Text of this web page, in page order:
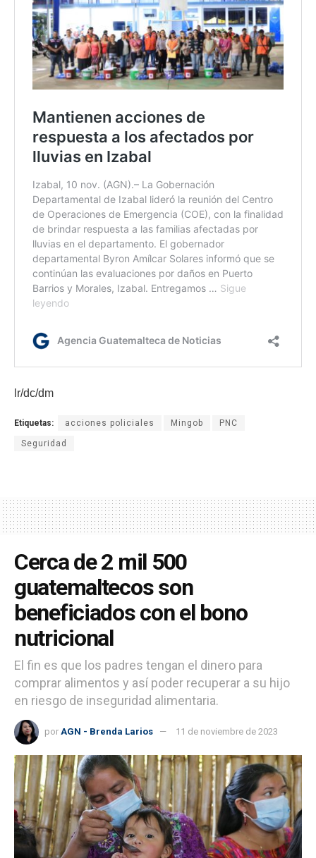
lr/dc/dm
Etiquetas: acciones policiales Mingob PNC
Seguridad
Cerca de 2 mil 500
guatemaltecos son
beneficiados con el bono
nutricional
El fin es que los padres tengan el dinero para
comprar alimentos y así poder recuperar a su hijo
en riesgo de inseguridad alimentaria.
por AGN - Brenda Larios 11 de noviembre de 2023